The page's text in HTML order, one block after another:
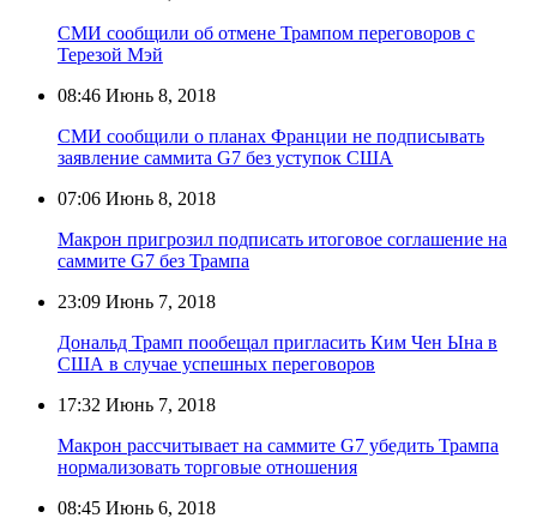
СМИ сообщили об отмене Трампом переговоров с
Терезой Мэй
08:46 Июнь 8, 2018
СМИ сообщили о планах Франции не подписывать
заявление саммита G7 без уступок США
07:06 Июнь 8, 2018
Макрон пригрозил подписать итоговое соглашение на
саммите G7 без Трампа
23:09 Июнь 7, 2018
Дональд Трамп пообещал пригласить Ким Чен Ына в
США в случае успешных переговоров
17:32 Июнь 7, 2018
Макрон рассчитывает на саммите G7 убедить Трампа
нормализовать торговые отношения
08:45 Июнь 6, 2018